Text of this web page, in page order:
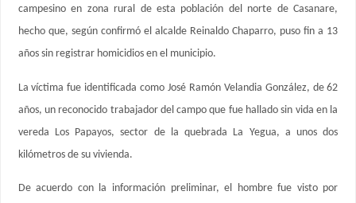
campesino en zona rural de esta población del norte de Casanare,
hecho que, según confirmó el alcalde Reinaldo Chaparro, puso fin a 13
años sin registrar homicidios en el municipio.
La víctima fue identificada como José Ramón Velandia González, de 62
años, un reconocido trabajador del campo que fue hallado sin vida en la
vereda Los Papayos, sector de la quebrada La Yegua, a unos dos
kilómetros de su vivienda.
De acuerdo con la información preliminar, el hombre fue visto por